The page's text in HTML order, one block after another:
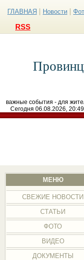
ГЛАВНАЯ Новости
RSS
важные события - для
Сегодня 06.08.2026, 20:49
МЕНЮ
СВЕЖИЕ НОВОСТИ
СТАТЬИ
ФОТО
ВИДЕО
ДОКУМЕНТЫ